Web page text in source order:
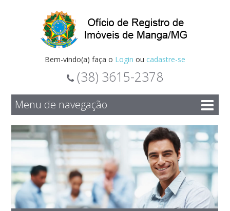
Bem-vindo(a) faça o Login ou cadastre-se
(38) 3615-2378
Menu de navegação